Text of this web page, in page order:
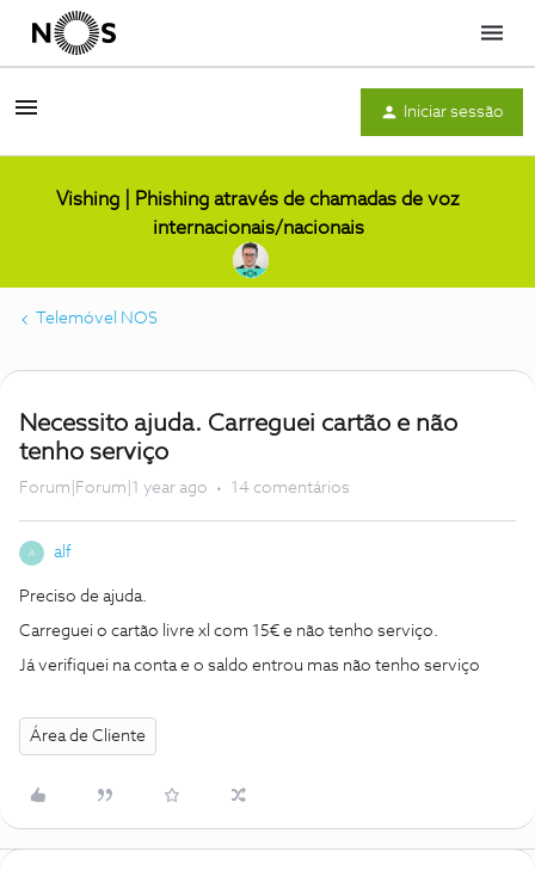
Menu
Iniciar sessão
Vishing | Phishing através de chamadas de voz
internacionais/nacionais
Telemóvel NOS
Necessito ajuda. Carreguei cartão e não
tenho serviço
Forum|Forum|1 year ago 14 comentários
A alf
Preciso de ajuda.
Carreguei o cartão livre xl com 15€ e não tenho serviço.
Já verifiquei na conta e o saldo entrou mas não tenho serviço
Área de Cliente